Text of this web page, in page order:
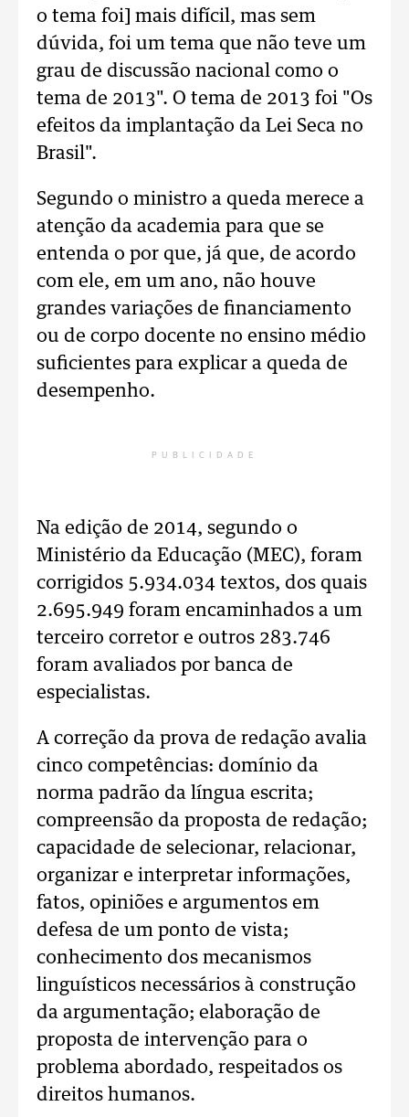
o tema foi] mais difícil, mas sem
dúvida, foi um tema que não teve um
grau de discussão nacional como o
tema de 2013". O tema de 2013 foi "Os
efeitos da implantação da Lei Seca no
Brasil".
Segundo o ministro a queda merece a
atenção da academia para que se
entenda o por que, já que, de acordo
com ele, em um ano, não houve
grandes variações de financiamento
ou de corpo docente no ensino médio
suficientes para explicar a queda de
desempenho.
PUBLICIDADE
Na edição de 2014, segundo o
Ministério da Educação (MEC), foram
corrigidos 5.934.034 textos, dos quais
2.695.949 foram encaminhados a um
terceiro corretor e outros 283.746
foram avaliados por banca de
especialistas.
A correção da prova de redação avalia
cinco competências: domínio da
norma padrão da língua escrita;
compreensão da proposta de redação;
capacidade de selecionar, relacionar,
organizar e interpretar informações,
fatos, opiniões e argumentos em
defesa de um ponto de vista;
conhecimento dos mecanismos
linguísticos necessários à construção
da argumentação; elaboração de
proposta de intervenção para o
problema abordado, respeitados os
direitos humanos.